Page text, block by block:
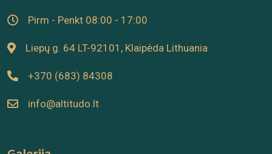
Pirm - Penkt 08:00 - 17:00
Liepų g. 64 LT-92101, Klaipėda Lithuania
+370 (683) 84308
info@altitudo.lt